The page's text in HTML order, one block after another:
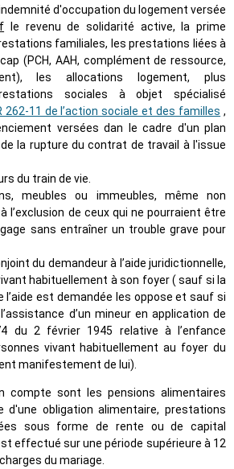
d'occupation du logement versée
le revenu de solidarité active, la prime
familiales, les prestations liées à
(PCH, AAH, complément de ressource,
les allocations logement, plus
sociales à objet spécialisé
262-11 de l’action sociale et des familles ,
versées dan le cadre d'un plan
la rupture du contrat de travail à l'issue
du train de vie.
meubles ou immeubles, même non
l’exclusion de ceux qui ne pourraient être
sans entraîner un trouble grave pour
du demandeur à l’aide juridictionnelle,
habituellement à son foyer ( sauf si la
l’aide est demandée les oppose et sauf si
d’un mineur en application de
du 2 février 1945 relative à l’enfance
vivant habituellement au foyer du
manifestement de lui).
compte sont les pensions alimentaires
d'une obligation alimentaire, prestations
sous forme de rente ou de capital
effectué sur une période supérieure à 12
du mariage.